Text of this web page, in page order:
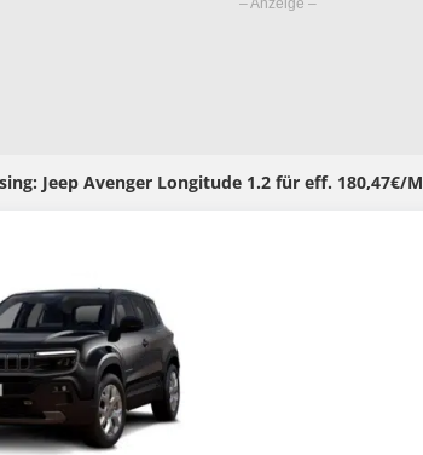
Jeep Avenger Longitude 1.2 für eff. 180,47€/